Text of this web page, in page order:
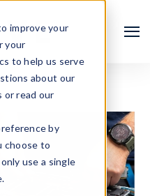
improve your
your
to help us serve
about our
or read our
by
choose to
use a single